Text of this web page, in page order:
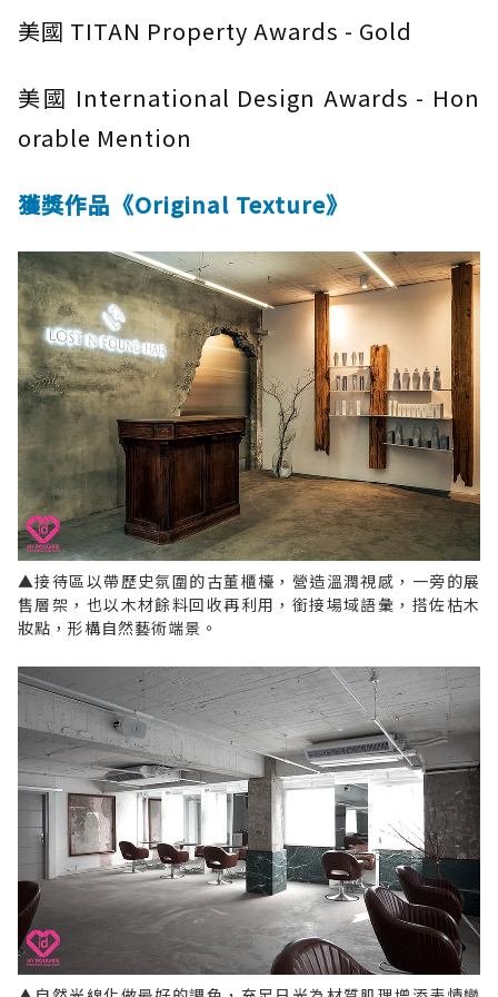
美國 TITAN Property Awards - Gold
美國 International Design Awards - Hon
orable Mention
獲獎作品《Original Texture》
▲接待區以帶歷史氛圍的古董櫃檯，營造溫潤視感，一旁的展
售層架，也以木材餘料回收再利用，銜接場域語彙，搭佐枯木
妝點，形構自然藝術端景。